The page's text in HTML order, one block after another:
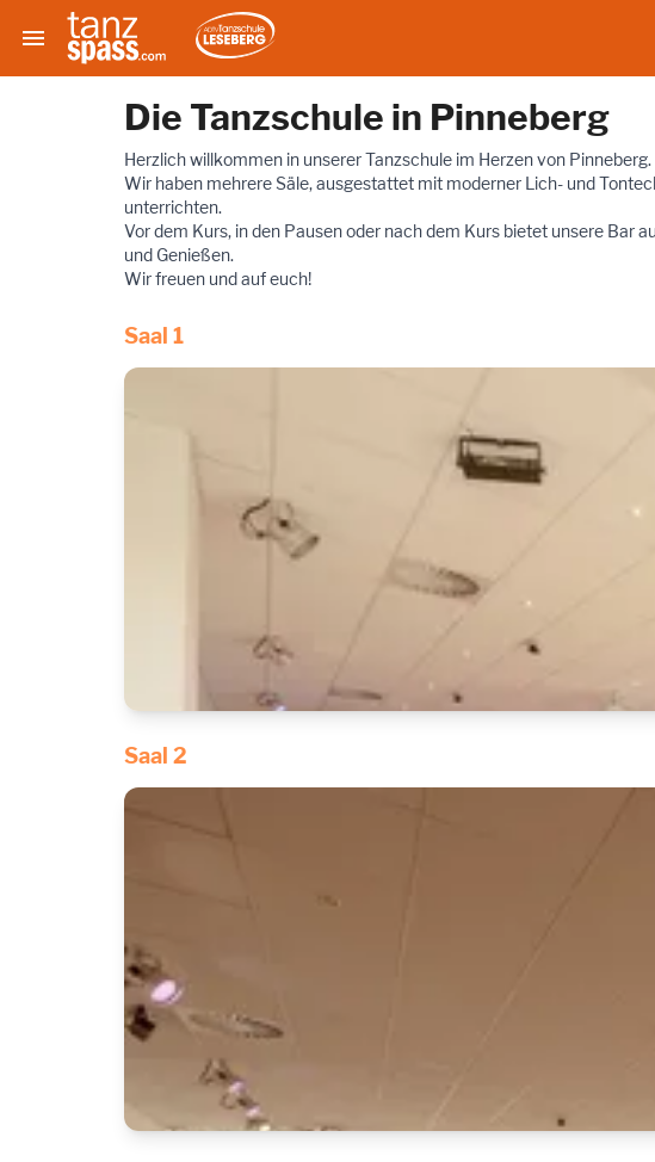

Die Tanzschule in Pinneberg
Herzlich willkommen in unserer Tanzschule im Herzen von Pinneberg.
Wir haben mehrere Säle, ausgestattet mit moderner Lich- und
unterrichten.
Vor dem Kurs, in den Pausen oder nach dem Kurs bietet unsere Bar
und Genießen.
Wir freuen und auf euch!
Saal 1
Saal 2